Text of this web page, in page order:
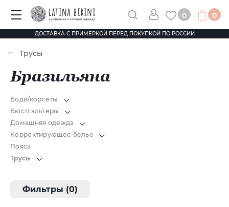
ДОСТАВКА С ПРИМЕРКОЙ ПЕРЕД ПОКУПКОЙ ПО РОССИИ
0 0
Трусы
Бразильяна
Боди/корсеты
Бюстгальтеры
Домашняя одежда
Корректирующее белье
Пояса
Трусы
Фильтры (0)